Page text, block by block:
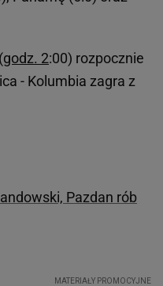
godz. 2:00) rozpocznie
- Kolumbia zagra z
Pazdan rób